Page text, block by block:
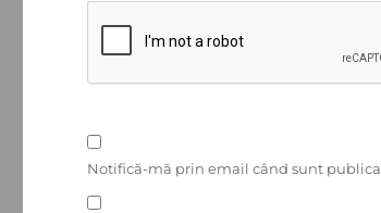
Notifică-mă prin email când sunt